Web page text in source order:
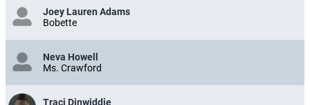
Joey Lauren Adams
Bobette
Neva Howell
Ms. Crawford
Traci Dinwiddie